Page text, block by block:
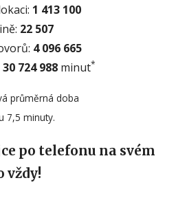
1 413 100
22 507
4 096 665
30 724 988 minut*
průměrná doba
7,5 minuty.
po telefonu na svém
vždy!